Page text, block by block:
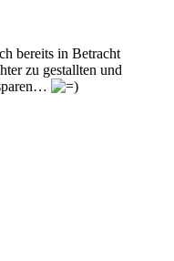
bereits in Betracht
zu gestallten und